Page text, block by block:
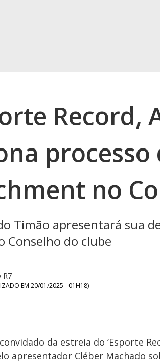
Record,
processo
no
Timão apresentará sua
Conselho do clube
R7
EM 20/01/2025 - 01H18)
da estreia do ‘Esporte
apresentador Cléber Machado